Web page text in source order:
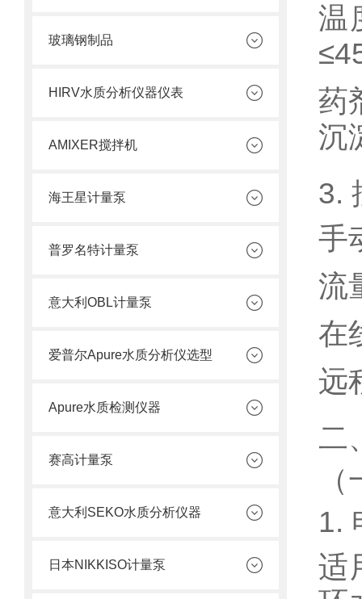
玻璃钢制品
HIRV水质分析仪器仪表
AMIXER搅拌机
海王星计量泵
普罗名特计量泵
意大利OBL计量泵
爱普尔Apure水质分析仪选型
Apure水质检测仪器
赛高计量泵
意大利SEKO水质分析仪器
日本NIKKISO计量泵
温
药
沉
3.
手
流
在
远
二
1.
适